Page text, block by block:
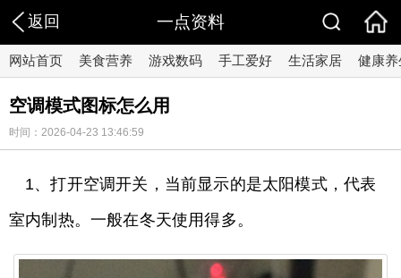
返回 一点资料
网站首页 美食营养 游戏数码 手工爱好 生活家居 健康养
空调模式图标怎么用
时间：2026-04-23 13:46:59
1、打开空调开关，当前显示的是太阳模式，代表
室内制热。一般在冬天使用得多。